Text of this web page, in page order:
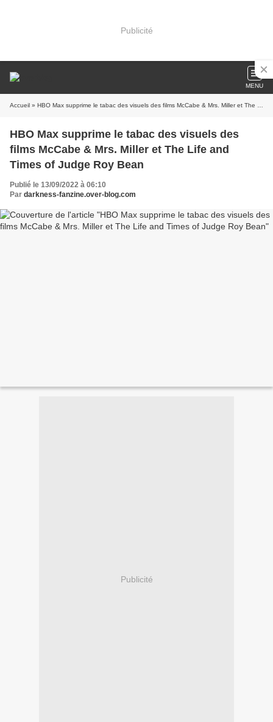
Publicité
MENU
Accueil » HBO Max supprime le tabac des visuels des films McCabe & Mrs. Miller et The Life and Times of Judge Roy Bean
HBO Max supprime le tabac des visuels des
films McCabe & Mrs. Miller et The Life and
Times of Judge Roy Bean
Publié le 13/09/2022 à 06:10
Par darkness-fanzine.over-blog.com
Publicité